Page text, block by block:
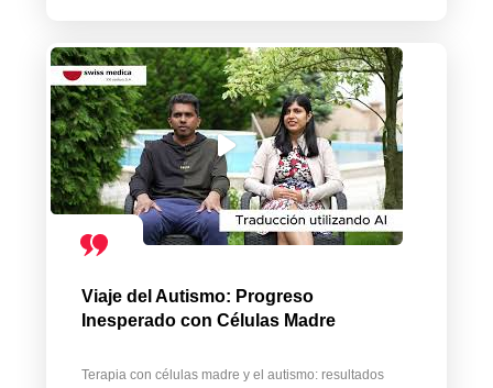
Viaje del Autismo: Progreso
Inesperado con Células Madre
Terapia con células madre y el autismo: resultados